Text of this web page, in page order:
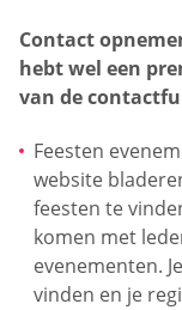
Contact
hebt wel een
van de
Feesten
website
feesten te
komen met
evenementen.
vinden en je